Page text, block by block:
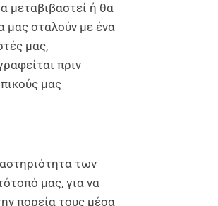
μεταβιβαστεί ή θα
μας σταλούν με ένα
μας,
πριν
μας
των
μας, για να
πορεία τους μέσα